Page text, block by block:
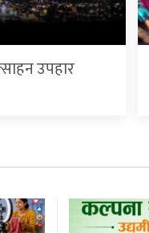
उपहार